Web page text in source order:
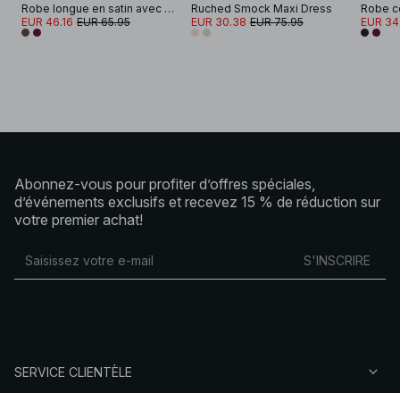
Robe longue en satin avec encolure ronde et écharpe
EUR 46.16 EUR 65.95
Ruched Smock Maxi Dress
EUR 30.38 EUR 75.95 EUR
Abonnez-vous pour profiter d’offres spéciales,
d’événements exclusifs et recevez 15 % de réduction sur
votre premier achat!
S'INSCRIRE
SERVICE CLIENTÈLE